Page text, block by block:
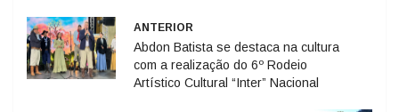
ANTERIOR
Abdon Batista se destaca na cultura
com a realização do 6º Rodeio
Artístico Cultural “Inter” Nacional